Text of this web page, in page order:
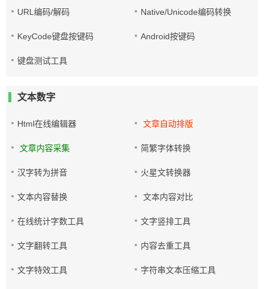
URL编码/解码 Native/Unicode编码转换
KeyCode键盘按键码 Android按键码
键盘测试工具
文本数字
Html在线编辑器 文章自动排版
文章内容采集 简繁字体转换
汉字转为拼音 火星文转换器
文本内容替换 文本内容对比
在线统计字数工具 文字竖排工具
文字翻转工具 内容去重工具
文字特效工具 字符串文本压缩工具